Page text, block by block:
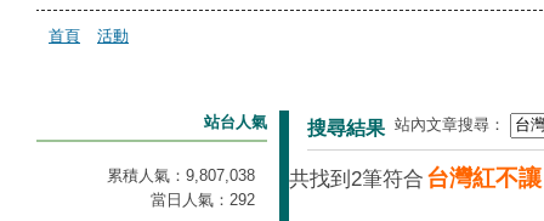
首頁 活動
搜尋結果 站內文章搜尋：
共找到2筆符合 台灣紅不讓
站台人氣
累積人氣： 9,807,038
當日人氣： 292